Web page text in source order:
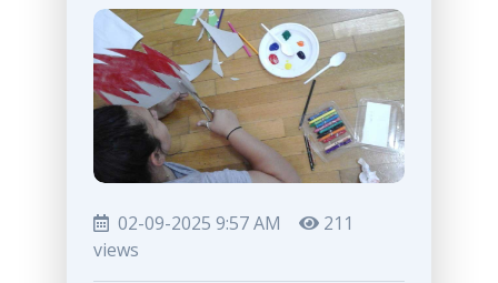
02-09-2025 9:57 AM
211
views